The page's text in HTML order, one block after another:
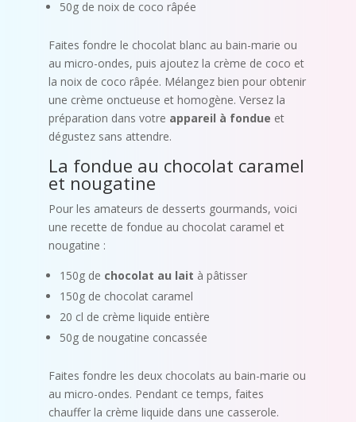
50g de noix de coco râpée
Faites fondre le chocolat blanc au bain-marie ou
au micro-ondes, puis ajoutez la crème de coco et
la noix de coco râpée. Mélangez bien pour obtenir
une crème onctueuse et homogène. Versez la
préparation dans votre appareil à fondue et
dégustez sans attendre.
La fondue au chocolat caramel
et nougatine
Pour les amateurs de desserts gourmands, voici
une recette de fondue au chocolat caramel et
nougatine :
150g de chocolat au lait à pâtisser
150g de chocolat caramel
20 cl de crème liquide entière
50g de nougatine concassée
Faites fondre les deux chocolats au bain-marie ou
au micro-ondes. Pendant ce temps, faites
chauffer la crème liquide dans une casserole.